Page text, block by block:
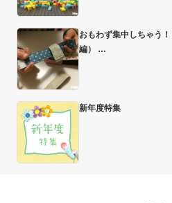
おもわず集中しちゃう
編）
新年度特集